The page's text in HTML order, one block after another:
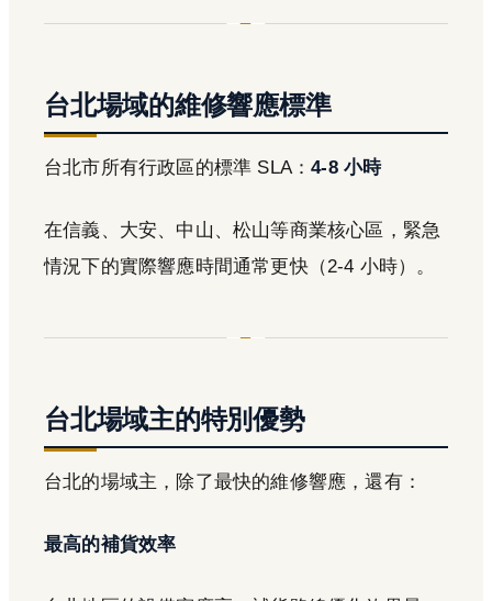
台北場域的維修響應標準
台北市所有行政區的標準 SLA：4-8 小時
在信義、大安、中山、松山等商業核心區，緊急
情況下的實際響應時間通常更快（2-4 小時）。
台北場域主的特別優勢
台北的場域主，除了最快的維修響應，還有：
最高的補貨效率